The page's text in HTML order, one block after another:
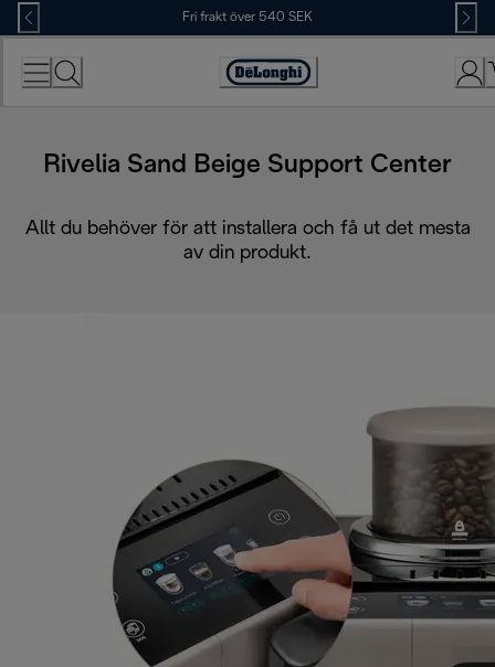
Skip
to
Content
Fri frakt över 540 SEK
Accessibility
Rivelia Sand Beige Support Center
Allt du behöver för att installera och få ut det mesta
av din produkt.